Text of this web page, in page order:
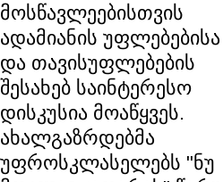
მოსწავლეებისთვის
ადამიანის უფლებებისა
და თავისუფლებების
შესახებ საინტერესო
დისკუსია მოაწყვეს.
ახალგაზრდებმა
უფროსკლასელებს "ნუ